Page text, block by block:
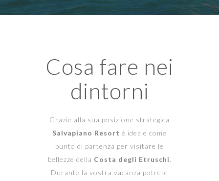
Cosa fare nei
dintorni
Grazie alla sua posizione strategica
Salvapiano Resort è ideale come
punto di partenza per visitare le
bellezze della Costa degli Etruschi.
Durante la vostra vacanza potrete